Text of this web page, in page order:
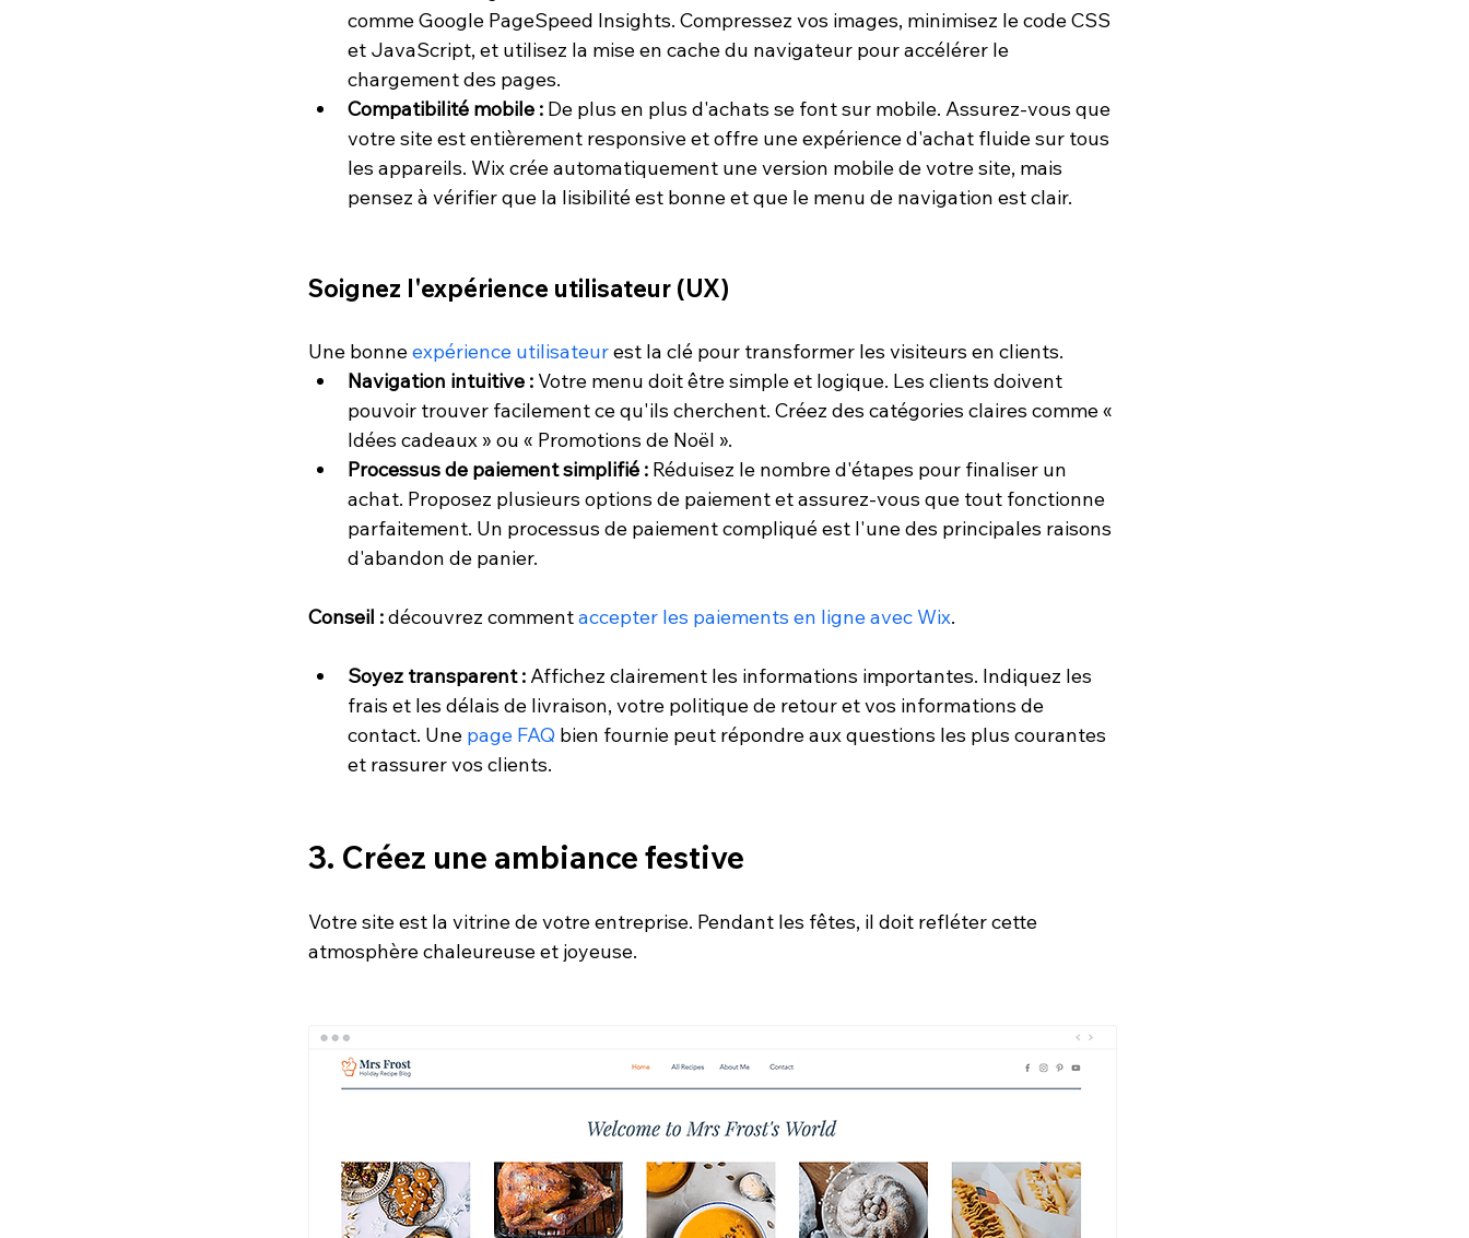
comme Google PageSpeed Insights. Compressez vos images, minimisez le code CSS
et JavaScript, et utilisez la mise en cache du navigateur pour accélérer le
chargement des pages.
Compatibilité mobile : De plus en plus d'achats se font sur mobile. Assurez-vous que
votre site est entièrement responsive et offre une expérience d'achat fluide sur tous
les appareils. Wix crée automatiquement une version mobile de votre site, mais
pensez à vérifier que la lisibilité est bonne et que le menu de navigation est clair.
Soignez l'expérience utilisateur (UX)
Une bonne expérience utilisateur est la clé pour transformer les visiteurs en clients.
Navigation intuitive : Votre menu doit être simple et logique. Les clients doivent
pouvoir trouver facilement ce qu'ils cherchent. Créez des catégories claires comme «
Idées cadeaux » ou « Promotions de Noël ».
Processus de paiement simplifié : Réduisez le nombre d'étapes pour finaliser un
achat. Proposez plusieurs options de paiement et assurez-vous que tout fonctionne
parfaitement. Un processus de paiement compliqué est l'une des principales raisons
d'abandon de panier.
Conseil : découvrez comment accepter les paiements en ligne avec Wix.
Soyez transparent : Affichez clairement les informations importantes. Indiquez les
frais et les délais de livraison, votre politique de retour et vos informations de
contact. Une page FAQ bien fournie peut répondre aux questions les plus courantes
et rassurer vos clients.
3. Créez une ambiance festive
Votre site est la vitrine de votre entreprise. Pendant les fêtes, il doit refléter cette
atmosphère chaleureuse et joyeuse.